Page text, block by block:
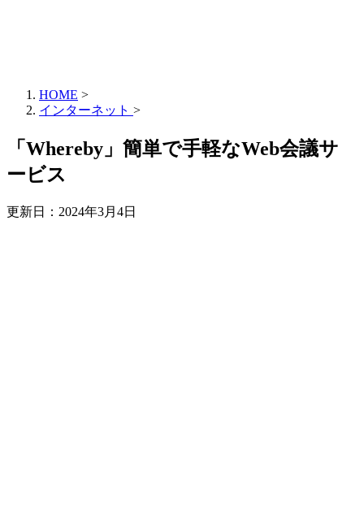
HOME >
インターネット >
「Whereby」簡単で手軽なWeb会議サ
ービス
更新日： 2024年3月4日